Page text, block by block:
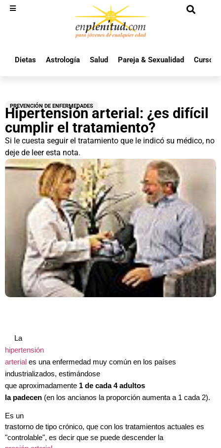
Dietas Astrología Salud Pareja & Sexualidad Cursos
PREVENCIÓN DE ENFERMEDADES
Hipertensión arterial: ¿es difícil
cumplir el tratamiento?
Si le cuesta seguir el tratamiento que le indicó su médico, no
deje de leer esta nota.
La
hipertensión
arterial es una enfermedad muy común en los países
industrializados, estimándose
que aproximadamente 1 de cada 4 adultos
la padecen (en los ancianos la proporción aumenta a 1 cada 2).
Es un
trastorno de tipo crónico, que con los tratamientos actuales es
"controlable", es decir que se puede descender la